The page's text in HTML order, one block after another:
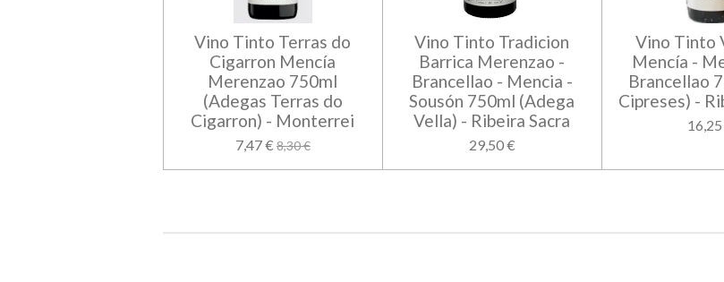
Vino Tinto Terras do
Cigarron Mencía
Merenzao 750ml
(Adegas Terras do
Cigarron) - Monterrei
7,47 €8,30 €
Vino Tinto Tradicion
Barrica Merenzao -
Brancellao - Mencia -
Sousón 750ml (Adega
Vella) - Ribeira Sacra
29,50 €
Vino Tinto
Mencía -
Brancellao
Cipreses) -